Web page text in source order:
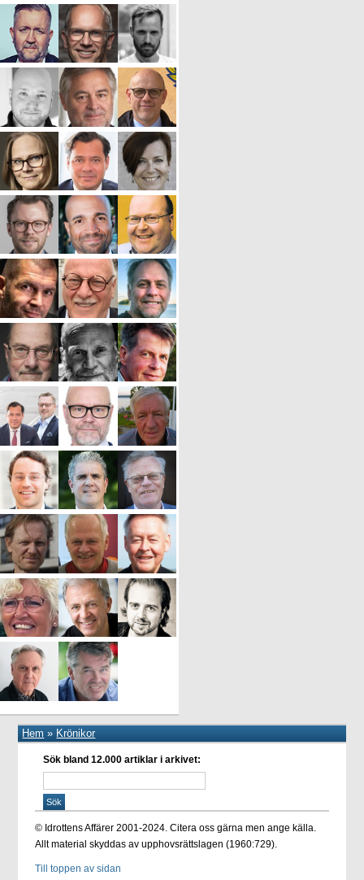
Hem » Krönikor
Sök bland 12.000 artiklar i arkivet:
© Idrottens Affärer 2001-2024. Citera oss gärna men ange källa.
Allt material skyddas av upphovsrättslagen (1960:729).
Till toppen av sidan